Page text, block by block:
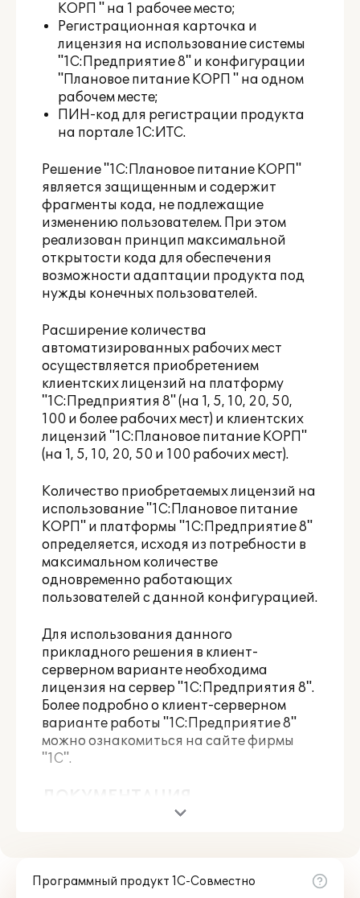
КОРП " на 1 рабочее место;
Регистрационная карточка и
лицензия на использование системы
"1С:Предприятие 8" и конфигурации
"Плановое питание КОРП " на одном
рабочем месте;
ПИН-код для регистрации продукта
на портале 1С:ИТС.
Решение "1С:Плановое питание КОРП"
является защищенным и содержит
фрагменты кода, не подлежащие
изменению пользователем. При этом
реализован принцип максимальной
открытости кода для обеспечения
возможности адаптации продукта под
нужды конечных пользователей.
Расширение количества
автоматизированных рабочих мест
осуществляется приобретением
клиентских лицензий на платформу
"1С:Предприятия 8" (на 1, 5, 10, 20, 50,
100 и более рабочих мест) и клиентских
лицензий "1С:Плановое питание КОРП"
(на 1, 5, 10, 20, 50 и 100 рабочих мест).
Количество приобретаемых лицензий на
использование "1С:Плановое питание
КОРП" и платформы "1С:Предприятие 8"
определяется, исходя из потребности в
максимальном количестве
одновременно работающих
пользователей с данной конфигурацией.
Для использования данного
прикладного решения в клиент-
серверном варианте необходима
лицензия на сервер "1С:Предприятия 8".
Более подробно о клиент-серверном
варианте работы "1С:Предприятие 8"
можно ознакомиться на сайте фирмы
"1С".
ВКЛЮЧАЕМАЯ В ПОСТАВКУ
1С:Плановое питание КОРП.
Руководство пользователя
Программный продукт 1С-Совместно